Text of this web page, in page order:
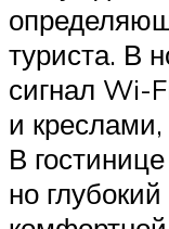
туриста. В
сигнал Wi-
и
В
но